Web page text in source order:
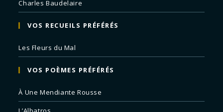
Charles Baudelaire
VOS RECUEILS PRÉFÉRÉS
Les Fleurs du Mal
VOS POÈMES PRÉFÉRÉS
À Une Mendiante Rousse